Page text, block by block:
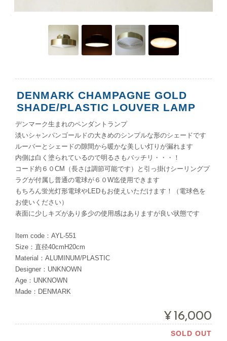
DENMARK CHAMPAGNE GOLD
SHADE/PLASTIC LOUVER LAMP
デンマーク生まれのペンダントランプ
淡いシャンパンゴールドの大きめのシンプルな形のシェードです
ルーバーとシェードの隙間から暖かな美しい灯りが漏れます
内側は白く塗られているので明るさもバッチリ・・・！
コード約６０CM（長さは調節可能です）と引っ掛けシーリングプ
ラグが付属し普通の電球が６０W迄使用できます
もちろん蛍光灯形電球やLEDもお使えいただけます！（電球色を
お使いください）
表面に少しキズがあり多少の使用感はありますが良い状態です
Item code：AYL-551
Size：直径40cmH20cm
Material：ALUMINUM/PLASTIC
Designer：UNKNOWN
Age：UNKNOWN
Made：DENMARK
¥16,000
SOLD OUT